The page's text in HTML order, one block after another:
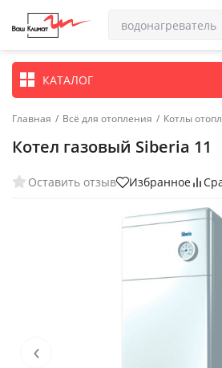
КАТАЛОГ
Главная / Всё для отопления / Котлы
Котел газовый Siberia 11
Оставить отзыв Избранное
‹